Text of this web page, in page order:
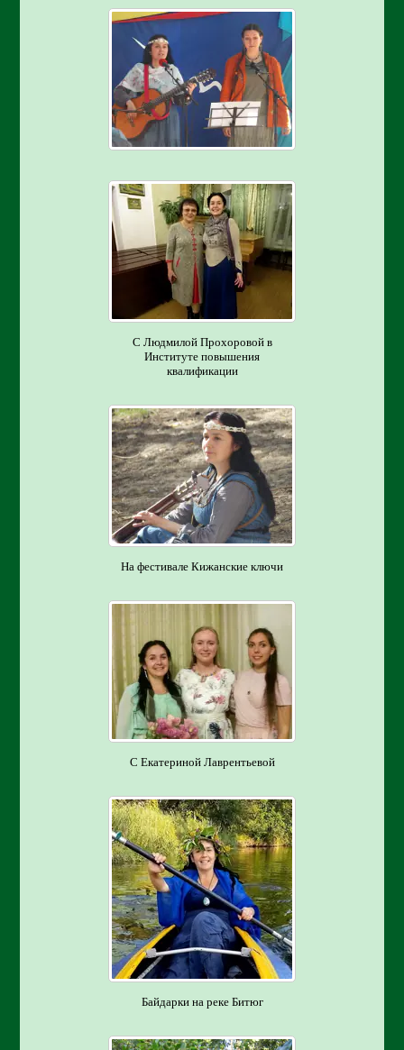
С Людмилой Прохоровой в
Институте повышения
квалификации
На фестивале Кижанские ключи
С Екатериной Лаврентьевой
Байдарки на реке Битюг